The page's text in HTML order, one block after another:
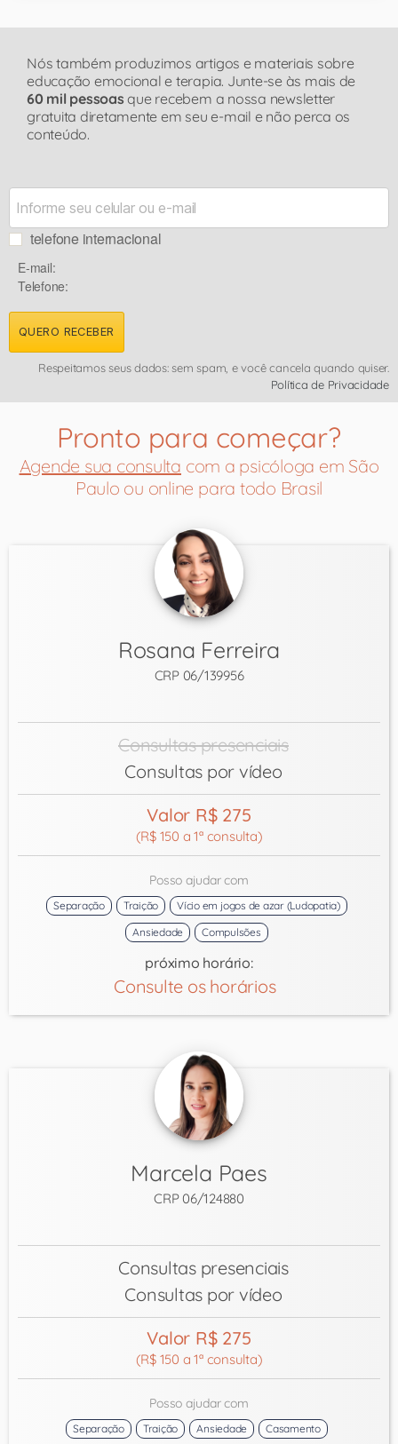
Nós também produzimos artigos e materiais sobre
educação emocional e terapia. Junte-se às mais de
60 mil pessoas que recebem a nossa newsletter
gratuita diretamente em seu e-mail e não perca os
conteúdo.
telefone internacional
E-mail:
Telefone:
QUERO RECEBER
Respeitamos seus dados: sem spam, e você cancela quando quiser.
Política de Privacidade
Pronto para começar?
Agende sua consulta com a psicóloga em São
Paulo ou online para todo Brasil
Rosana Ferreira
CRP 06/139956
Consultas presenciais
Consultas por vídeo
Valor R$ 275
(R$ 150 a 1ª consulta)
Posso ajudar com
Separação Traição
Vício em jogos de azar (Ludopatia)
Ansiedade
Compulsões
próximo horário:
Consulte os horários
Marcela Paes
CRP 06/124880
Consultas presenciais
Consultas por vídeo
Valor R$ 275
(R$ 150 a 1ª consulta)
Posso ajudar com
Separação Traição Ansiedade
Casamento